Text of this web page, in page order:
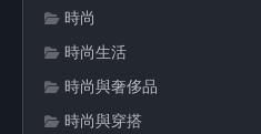
時尚
時尚生活
時尚與奢侈品
時尚與穿搭